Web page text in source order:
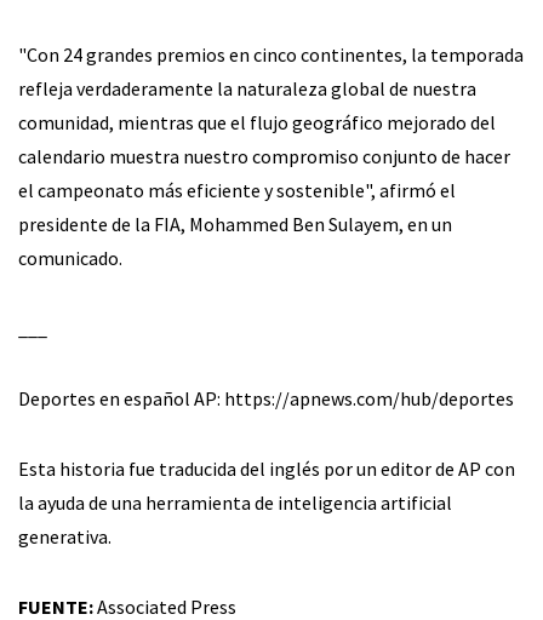
"Con 24 grandes premios en cinco continentes, la temporada
refleja verdaderamente la naturaleza global de nuestra
comunidad, mientras que el flujo geográfico mejorado del
calendario muestra nuestro compromiso conjunto de hacer
el campeonato más eficiente y sostenible", afirmó el
presidente de la FIA, Mohammed Ben Sulayem, en un
comunicado.
Deportes en español AP: https://apnews.com/hub/deportes
Esta historia fue traducida del inglés por un editor de AP con
la ayuda de una herramienta de inteligencia artificial
generativa.
FUENTE:Associated Press